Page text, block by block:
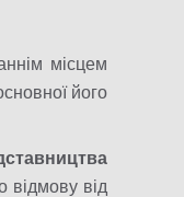
місцем
його
відмову від